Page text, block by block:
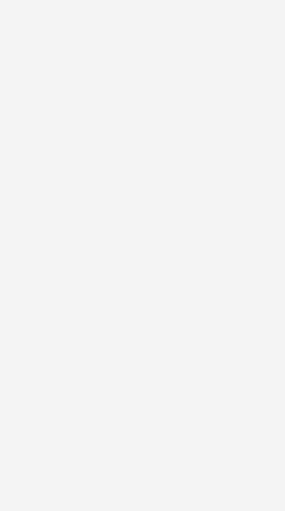
dem UNESCO-Welterbe Zollverein in Essen.
RM-Z450 den Meistertitel in der Königsklasse der Monster Energy